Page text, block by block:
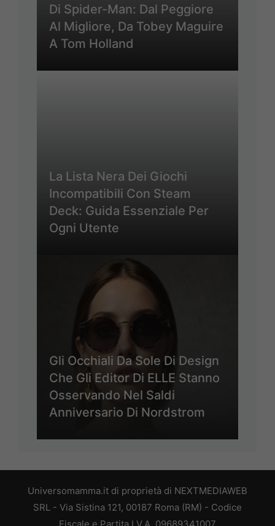
Di Spider-Man: Dal Peggiore
Al Migliore, Da Tobey Maguire
A Tom Holland
La Lista Nera Dei Giochi
Incompatibili Con Steam
Deck: Guida Essenziale Per
Ogni Utente
Gli Occhiali Da Sole Di Design
Che Gli Editor Di ELLE Stanno
Osservando Nel Saldi
Anniversario Di Nordstrom
Universomamma.it di proprietà di NEXTMEDIAWEB
SRL - Via Sistina 121, 00187 Roma (RM) - Codice